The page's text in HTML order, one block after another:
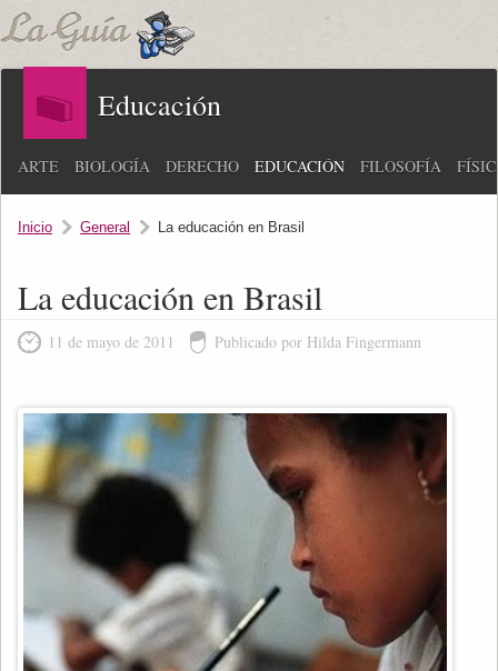
Educación
ARTE BIOLOGÍA DERECHO EDUCACIÓN FILOSOFÍA
Inicio General La educación en Brasil
La educación en Brasil
11 de mayo de 2011 Publicado por Hilda Fingermann